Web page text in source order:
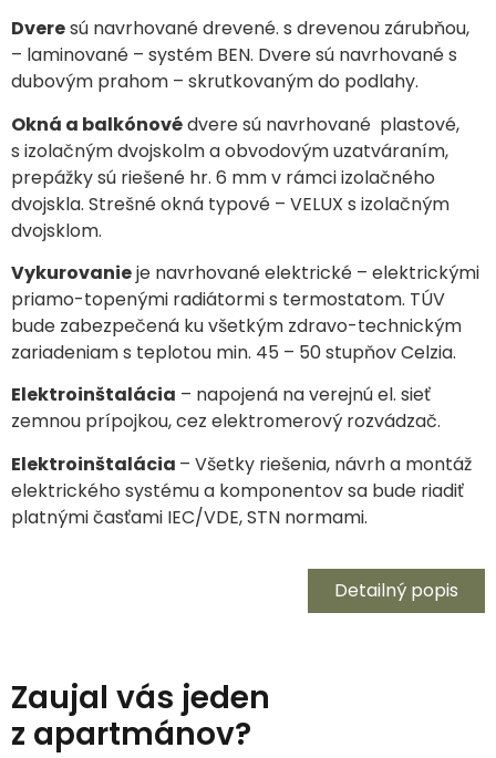
Dveresú navrhované drevené. s drevenou zárubňou,
– laminované – systém BEN. Dvere sú navrhované s
dubovým prahom – skrutkovaným do podlahy.
Okná a balkónovédvere sú navrhované plastové,
s izolačným dvojskolm a obvodovým uzatváraním,
prepážky sú riešené hr. 6 mm v rámci izolačného
dvojskla. Strešné okná typové – VELUX s izolačným
dvojsklom.
Vykurovanieje navrhované elektrické – elektrickými
priamo-topenými radiátormi s termostatom. TÚV
bude zabezpečená ku všetkým zdravo-technickým
zariadeniam s teplotou min. 45 – 50 stupňov Celzia.
Elektroinštalácia – napojená na verejnú el. sieť
zemnou prípojkou, cez elektromerový rozvádzač.
Elektroinštalácia – Všetky riešenia, návrh a montáž
elektrického systému a komponentov sa bude riadiť
platnými časťami IEC/VDE, STN normami.
Detailný popis
Zaujal vás jeden
z apartmánov?